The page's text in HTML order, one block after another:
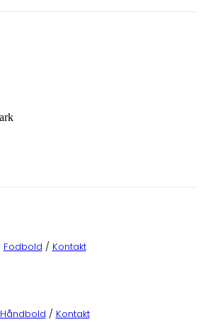
Fodbold / Kontakt
Håndbold / Kontakt